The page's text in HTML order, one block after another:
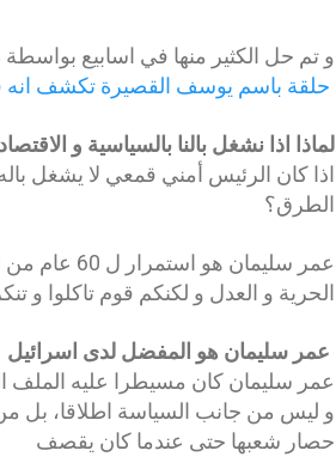
و تم حل الكثير منها في اسابيع بواسطة
حلقة باسم يوسف القصيرة تكشف انه
لماذا اذا نشغل بالنا بالسياسية و
اذا كان الرئيس أمني قمعي لا يشغل
الطرق؟
عمر
الحرية و العدل و لكنكم قوم تاكلوا و
عمر سليمان هو المفضل لدى اسرائيل
عمر سليمان كان مسيطرا عليه الملف
و ليس من جانب السياسة اطلاقا، بل
حصار شعبها حتى عندما كان يقصف